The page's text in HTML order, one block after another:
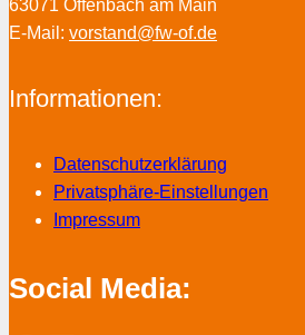
63071 Offenbach am Main
E-Mail: vorstand@fw-of.de
Informationen:
Datenschutzerklärung
Privatsphäre-Einstellungen
Impressum
Social Media: